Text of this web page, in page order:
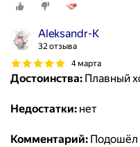
Aleksandr-K
32 отзыва
4 марта
Достоинства: Плавный
Недостатки: нет
Комментарий: Подошёл